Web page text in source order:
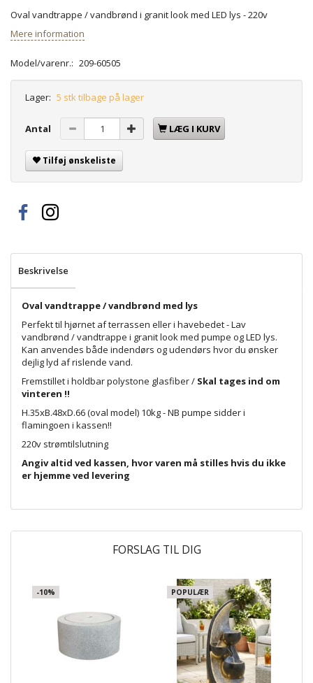
Oval vandtrappe / vandbrønd i granit look med LED lys - 220v
Mere information
Model/varenr.: 209-60505
Lager: 5 stk tilbage på lager
Antal LÆG I KURV
Tilføj ønskeliste
Beskrivelse
Oval vandtrappe / vandbrønd med lys
Perfekt til hjørnet af terrassen eller i havebedet - Lav
vandbrønd / vandtrappe i granit look med pumpe og LED lys.
Kan anvendes både indendørs og udendørs hvor du ønsker
dejlig lyd af rislende vand.
Fremstillet i holdbar polystone glasfiber / Skal tages ind om
vinteren !!
H.35xB.48xD.66 (oval model) 10kg - NB pumpe sidder i
flamingoen i kassen!!
220v strømtilslutning
Angiv altid ved kassen, hvor varen må stilles hvis du ikke
er hjemme ved levering
FORSLAG TIL DIG
-10% POPULÆR